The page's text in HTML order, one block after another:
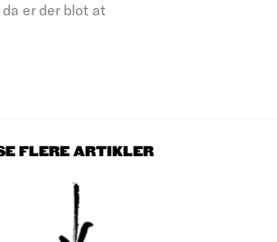
er der blot at
FLERE ARTIKLER